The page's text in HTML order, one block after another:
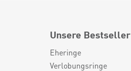
Unsere Bestseller
Eheringe
Verlobungsringe